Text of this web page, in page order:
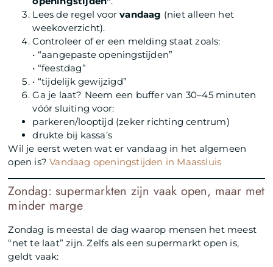
Lees de regel voorvandaag (niet alleen het
weekoverzicht).
Controleer of er een melding staat zoals:
• “aangepaste openingstijden”
• “feestdag”
• “tijdelijk gewijzigd”
Ga je laat? Neem een buffer van 30–45 minuten
vóór sluiting voor:
parkeren/looptijd (zeker richting centrum)
drukte bij kassa’s
Wil je eerst weten wat er vandaag in het algemeen
open is?Vandaag openingstijden in Maassluis
Zondag: supermarkten zijn vaak open, maar met
minder marge
Zondag is meestal de dag waarop mensen het meest
“net te laat” zijn. Zelfs als een supermarkt open is,
geldt vaak: